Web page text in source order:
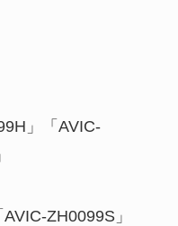
」「AVIC-
ZH0099S」